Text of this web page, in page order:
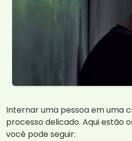
Internar uma pessoa em uma
processo delicado. Aqui estão
você pode seguir: